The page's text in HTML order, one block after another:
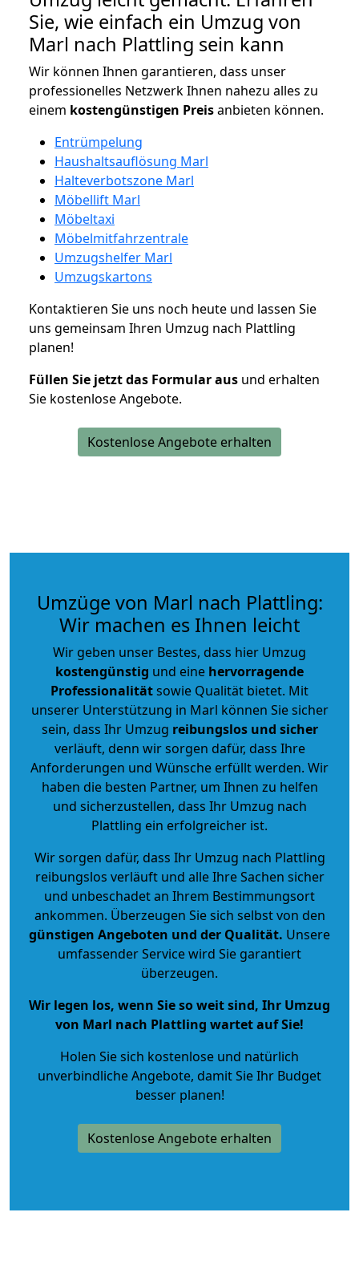
Sie, wie einfach ein Umzug von
Marl nach Plattling sein kann
Wir können Ihnen garantieren, dass unser
professionelles Netzwerk Ihnen nahezu alles zu
einem kostengünstigen Preisanbieten können.
Entrümpelung
Haushaltsauflösung Marl
Halteverbotszone Marl
Möbellift Marl
Möbeltaxi
Möbelmitfahrzentrale
Umzugshelfer Marl
Umzugskartons
Kontaktieren Sie uns noch heute und lassen Sie
uns gemeinsam Ihren Umzug nach Plattling
planen!
Füllen Sie jetzt das Formular aus und erhalten
Sie kostenlose Angebote.
Kostenlose Angebote erhalten
Umzüge von Marl nach Plattling:
Wir machen es Ihnen leicht
Wir geben unser Bestes, dass hier Umzug
kostengünstig und eine hervorragende
Professionalitätsowie Qualität bietet. Mit
unserer Unterstützung in Marl können Sie sicher
sein, dass Ihr Umzug reibungslos und sicher
verläuft, denn wir sorgen dafür, dass Ihre
Anforderungen und Wünsche erfüllt werden. Wir
haben die besten Partner, um Ihnen zu helfen
und sicherzustellen, dass Ihr Umzug nach
Plattling ein erfolgreicher ist.
Wir sorgen dafür, dass Ihr Umzug nach Plattling
reibungslos verläuft und alle Ihre Sachen sicher
und unbeschadet an Ihrem Bestimmungsort
ankommen. Überzeugen Sie sich selbst von den
günstigen Angeboten und der Qualität. Unsere
umfassender Service wird Sie garantiert
überzeugen.
Wir legen los, wenn Sie so weit sind, Ihr Umzug
von Marl nach Plattling wartet auf Sie!
Holen Sie sich kostenlose und natürlich
unverbindliche Angebote, damit Sie Ihr Budget
besser planen!
Kostenlose Angebote erhalten